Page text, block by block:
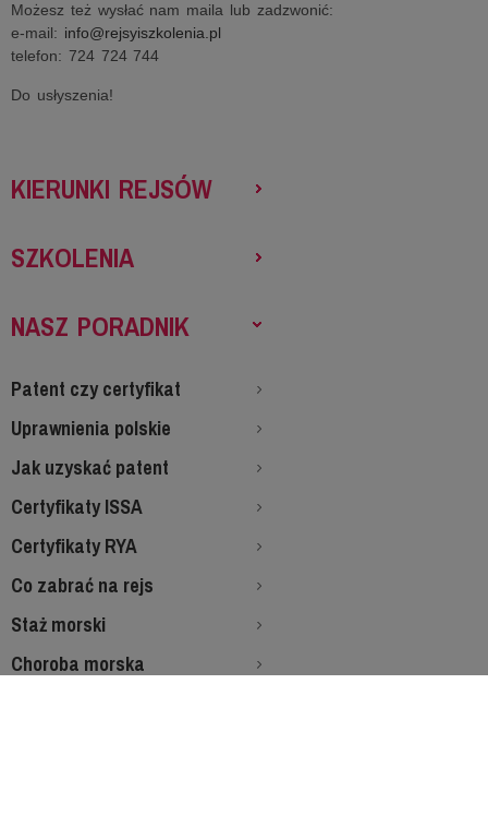
Możesz też wysłać nam maila lub zadzwonić:
e-mail: info@rejsyiszkolenia.pl
telefon: 724 724 744
Do usłyszenia!
KIERUNKI REJSÓW
SZKOLENIA
NASZ PORADNIK
Patent czy certyfikat
Uprawnienia polskie
Jak uzyskać patent
Certyfikaty ISSA
Certyfikaty RYA
Co zabrać na rejs
Staż morski
Choroba morska